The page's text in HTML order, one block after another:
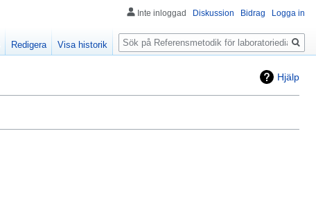
Hjälp
Inte inloggad Diskussion Bidrag Logga in
Redigera Visa historik
Sök